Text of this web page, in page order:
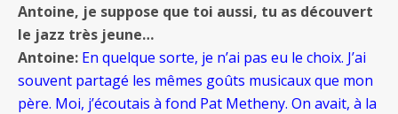
Antoine, je suppose que toi aussi, tu as découvert
le jazz très jeune…
Antoine: En quelque sorte, je n’ai pas eu le choix. J’ai
souvent partagé les mêmes goûts musicaux que mon
père. Moi, j’écoutais à fond Pat Metheny. On avait, à la